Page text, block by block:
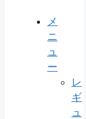
メ
ニ
ュ
ー
レ
ギ
ュ